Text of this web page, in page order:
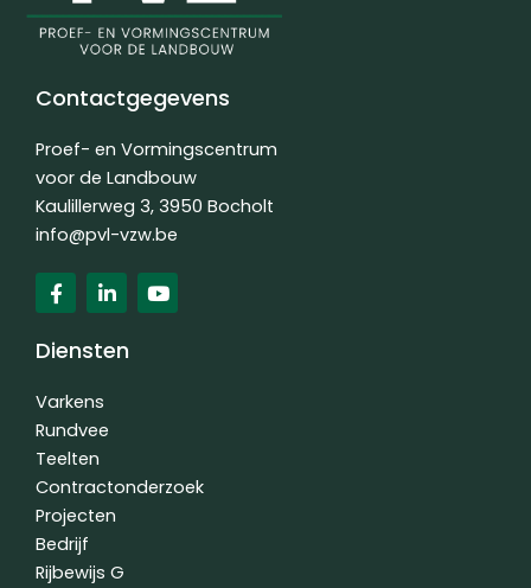
Contactgegevens
Proef- en Vormingscentrum
voor de Landbouw
Kaulillerweg 3, 3950 Bocholt
info@pvl-vzw.be
F
a
c
e
b
o
k
-
f
L
i
n
k
e
n
-
n
Y
o
u
Diensten
Varkens
Rundvee
Teelten
Contractonderzoek
Projecten
Bedrijf
Rijbewijs G